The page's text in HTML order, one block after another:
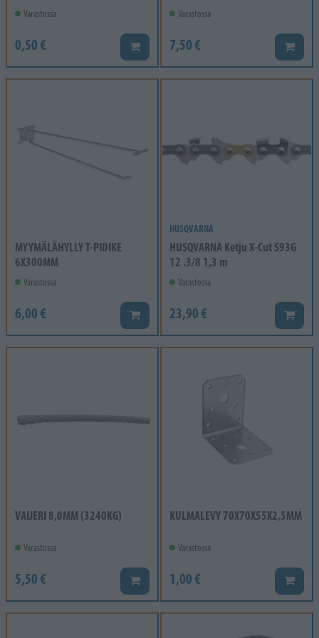
Varastossa
0,50 € Lisää koriin
Varastossa
7,50 € Lisää
MYYMÄLÄHYLLY T-PIDIKE
6X300MM
Varastossa
6,00 € Lisää koriin
HUSQVARNA
HUSQVARNA Ketju X-Cut S93G
12 .3/8 1,3 m
Varastossa
23,90 € Lisää
VAIJERI 8,0MM (3240KG)
Varastossa
5,50 € Lisää koriin
KULMALEVY 70X70X55X2,5MM
Varastossa
1,00 € Lisää